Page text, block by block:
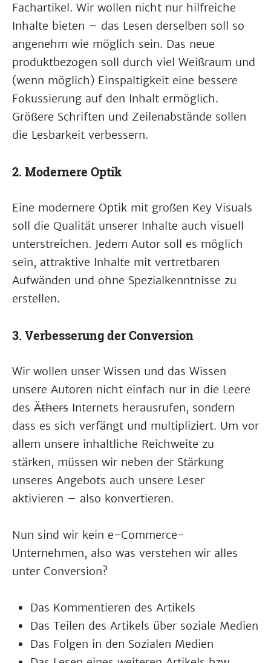
Fachartikel. Wir wollen nicht nur hilfreiche
Inhalte bieten – das Lesen derselben soll so
angenehm wie möglich sein. Das neue
produktbezogen soll durch viel Weißraum und
(wenn möglich) Einspaltigkeit eine bessere
Fokussierung auf den Inhalt ermöglich.
Größere Schriften und Zeilenabstände sollen
die Lesbarkeit verbessern.
2. Modernere Optik
Eine modernere Optik mit großen Key Visuals
soll die Qualität unserer Inhalte auch visuell
unterstreichen. Jedem Autor soll es möglich
sein, attraktive Inhalte mit vertretbaren
Aufwänden und ohne Spezialkenntnisse zu
erstellen.
3. Verbesserung der Conversion
Wir wollen unser Wissen und das Wissen
unsere Autoren nicht einfach nur in die Leere
des Äthers Internets herausrufen, sondern
dass es sich verfängt und multipliziert. Um vor
allem unsere inhaltliche Reichweite zu
stärken, müssen wir neben der Stärkung
unseres Angebots auch unsere Leser
aktivieren – also konvertieren.
Nun sind wir kein e-Commerce-
Unternehmen, also was verstehen wir alles
unter Conversion?
Das Kommentieren des Artikels
Das Teilen des Artikels über soziale Medien
Das Folgen in den Sozialen Medien